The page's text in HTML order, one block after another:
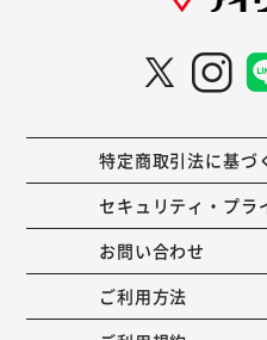
特定商取引法に基づ
セキュリティ・プラ
お問い合わせ
ご利用方法